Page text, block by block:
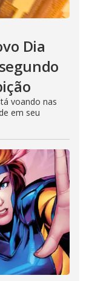
Dia
voando nas
em seu